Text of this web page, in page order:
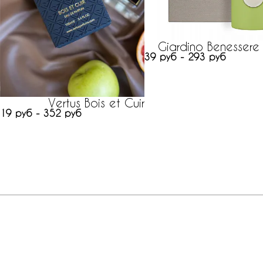
Vertus Bois et Cuir
19 руб - 352 руб
Giardino
39 руб - 293 руб